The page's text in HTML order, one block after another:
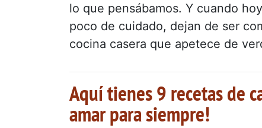
lo que pensábamos. Y cuando
poco de cuidado, dejan de ser
cocina casera que apetece de
Aquí tienes 9 recetas de
amar para siempre!